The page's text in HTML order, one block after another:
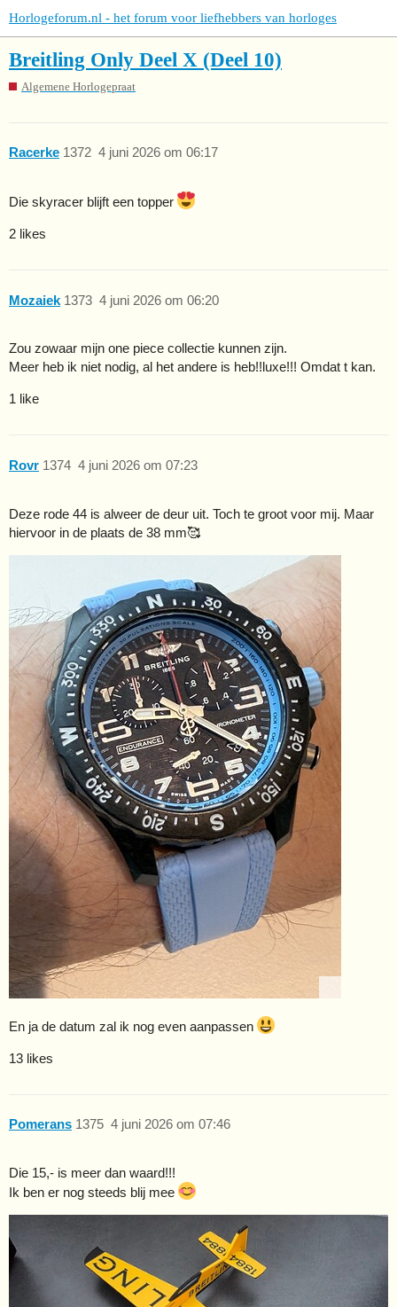
Horlogeforum.nl - het forum voor liefhebbers van horloges
Breitling Only Deel X (Deel 10)
Algemene Horlogepraat
Racerke 4 juni 2026 om 06:17
1372
Die skyracer blijft een topper
2 likes
Mozaiek 4 juni 2026 om 06:20
1373
Zou zowaar mijn one piece collectie kunnen zijn.
Meer heb ik niet nodig, al het andere is heb!!luxe!!! Omdat t kan.
1 like
Rovr 4 juni 2026 om 07:23
1374
Deze rode 44 is alweer de deur uit. Toch te groot voor mij. Maar
hiervoor in de plaats de 38 mm🥰
En ja de datum zal ik nog even aanpassen
13 likes
Pomerans 4 juni 2026 om 07:46
1375
Die 15,- is meer dan waard!!!
Ik ben er nog steeds blij mee